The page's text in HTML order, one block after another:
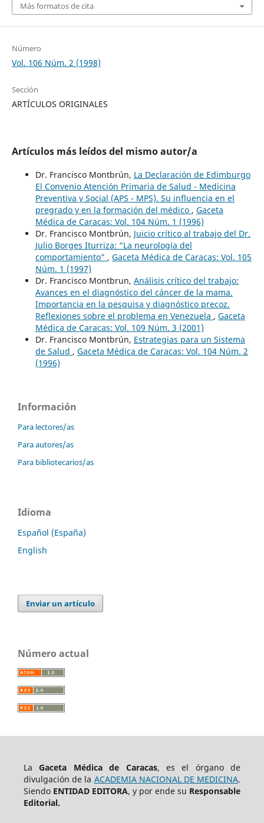
Más formatos de cita
Número
Vol. 106 Núm. 2 (1998)
Sección
ARTÍCULOS ORIGINALES
Artículos más leídos del mismo autor/a
Dr. Francisco Montbrún, La Declaración de Edimburgo
El Convenio Atención Primaria de Salud - Medicina
Preventiva y Social (APS - MPS). Su influencia en el
pregrado y en la formación del médico , Gaceta
Médica de Caracas: Vol. 104 Núm. 1 (1996)
Dr. Francisco Montbrún, Juicio crítico al trabajo del Dr.
Julio Borges Iturriza: “La neurología del
comportamiento” , Gaceta Médica de Caracas: Vol. 105
Núm. 1 (1997)
Dr. Francisco Montbrun, Análisis crítico del trabajo:
Avances en el diagnóstico del cáncer de la mama.
Importancia en la pesquisa y diagnóstico precoz.
Reflexiones sobre el problema en Venezuela , Gaceta
Médica de Caracas: Vol. 109 Núm. 3 (2001)
Dr. Francisco Montbrún, Estrategias para un Sistema
de Salud , Gaceta Médica de Caracas: Vol. 104 Núm. 2
(1996)
Información
Para lectores/as
Para autores/as
Para bibliotecarios/as
Idioma
Español (España)
English
Enviar un artículo
Número actual
LaGaceta Médica de Caracas, es el órgano de
divulgación de la ACADEMIA NACIONAL DE MEDICINA.
Siendo ENTIDAD EDITORA, y por ende su Responsable
Editorial.